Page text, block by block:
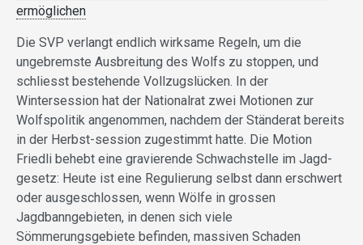
ermöglichen
Die SVP verlangt endlich wirksame Regeln, um die
ungebremste Ausbreitung des Wolfs zu stoppen, und
schliesst bestehende Vollzugslücken. In der
Wintersession hat der Nationalrat zwei Motionen zur
Wolfspolitik angenommen, nachdem der Ständerat bereits
in der Herbst-session zugestimmt hatte. Die Motion
Friedli behebt eine gravierende Schwachstelle im Jagd-
gesetz: Heute ist eine Regulierung selbst dann erschwert
oder ausgeschlossen, wenn Wölfe in grossen
Jagdbanngebieten, in denen sich viele
Sömmerungsgebiete befinden, massiven Schaden